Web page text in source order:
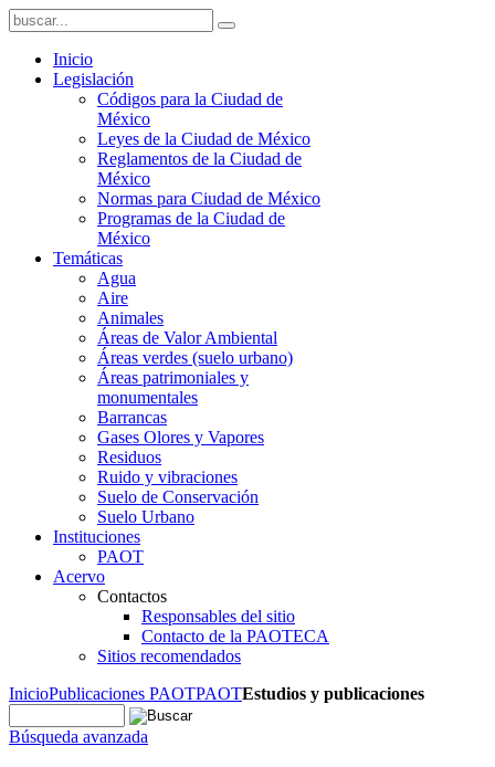
Inicio
Legislación
Códigos para la Ciudad de
México
Leyes de la Ciudad de México
Reglamentos de la Ciudad de
México
Normas para Ciudad de México
Programas de la Ciudad de
México
Temáticas
Agua
Aire
Animales
Áreas de Valor Ambiental
Áreas verdes (suelo urbano)
Áreas patrimoniales y
monumentales
Barrancas
Gases Olores y Vapores
Residuos
Ruido y vibraciones
Suelo de Conservación
Suelo Urbano
Instituciones
PAOT
Acervo
Contactos
Responsables del sitio
Contacto de la PAOTECA
Sitios recomendados
InicioPublicaciones PAOTPAOTEstudios y publicaciones
Búsqueda avanzada